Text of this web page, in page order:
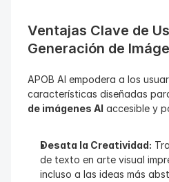
Ventajas Clave de
Generación de
APOB AI empodera a los
características diseñadas
de imágenes AI accesible y
Desata la Creatividad:
de texto en arte visual
incluso a las ideas más